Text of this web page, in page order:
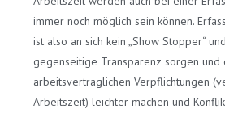
immer noch möglich sein können.
ist also an sich kein „Show Stopper“
gegenseitige Transparenz sorgen und
arbeitsvertraglichen Verpflichtungen
Arbeitszeit) leichter machen und